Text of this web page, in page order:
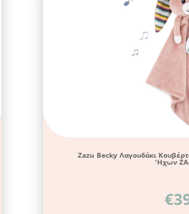
Zazu Becky Λαγουδάκι
'Ηχων ZA-
€